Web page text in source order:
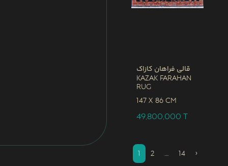
قالی فراهان کازاک
Kazak Farahan
Rug
147 x 86 CM
49,800,000T
1 2 … 14 ›